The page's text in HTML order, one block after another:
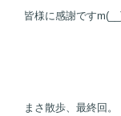
皆様に感謝です
まさ散歩、最終回。